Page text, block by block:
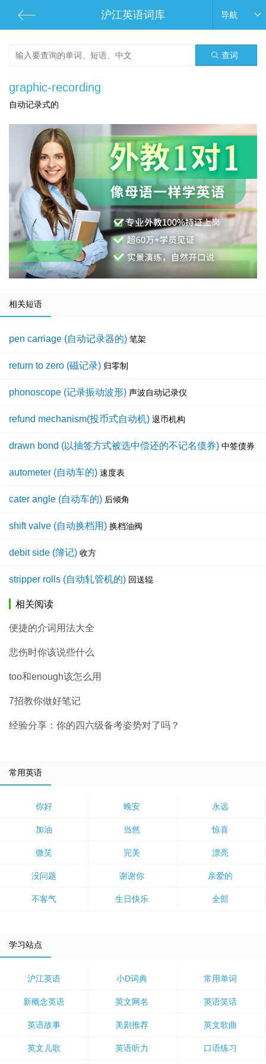
沪江英语词库 导航
查词
graphic-recording
自动记录式的
相关短语
pen carriage (自动记录器的) 笔架
return to zero (磁记录) 归零制
phonoscope (记录振动波形) 声波自动记录仪
refund mechanism(投币式自动机) 退币机构
drawn bond (以抽签方式被选中偿还的不记名债券) 中签债券
autometer (自动车的) 速度表
cater angle (自动车的) 后倾角
shift valve (自动换档用) 换档油阀
debit side (簿记) 收方
stripper rolls (自动轧管机的) 回送辊
相关阅读
便捷的介词用法大全
悲伤时你该说些什么
too和enough该怎么用
7招教你做好笔记
经验分享：你的四六级备考姿势对了吗？
常用英语
你好 晚安 永远
加油 当然 惊喜
微笑 完美 漂亮
没问题 谢谢你 亲爱的
不客气 生日快乐 全部
学习站点
沪江英语 小D词典 常用单词
新概念英语 英文网名 英语笑话
英语故事 美剧推荐 英文歌曲
英文儿歌 英语听力 口语练习